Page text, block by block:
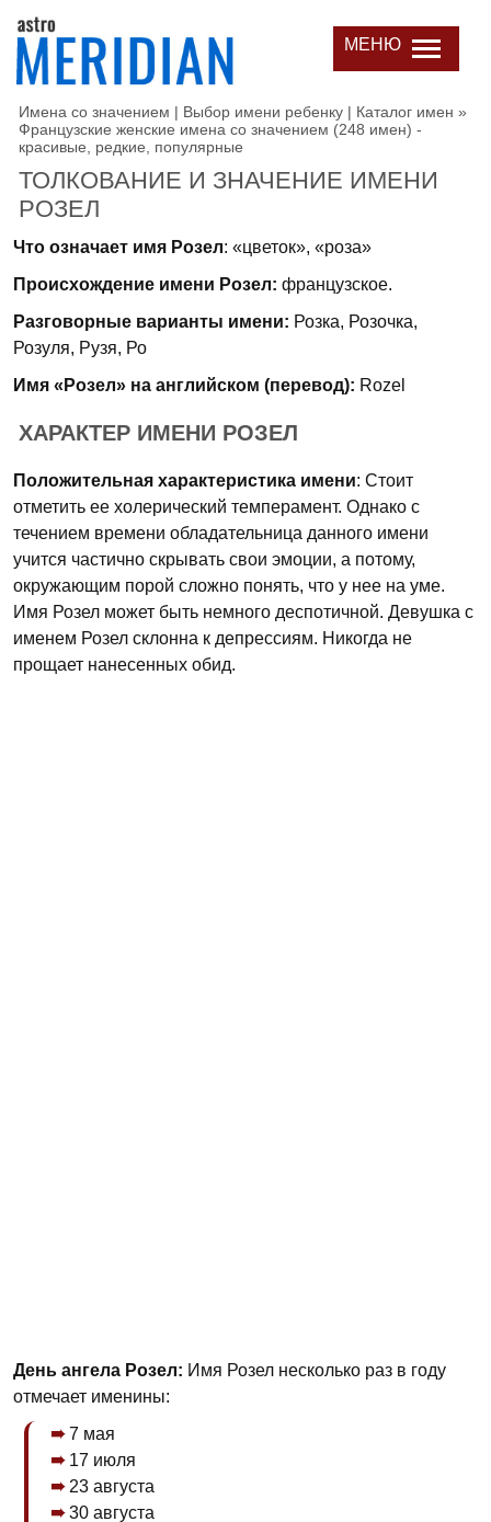
МЕНЮ
Имена со значением | Выбор имени ребенку | Каталог имен »
Французские женские имена со значением (248 имен) -
красивые, редкие, популярные
ТОЛКОВАНИЕ И ЗНАЧЕНИЕ ИМЕНИ
РОЗЕЛ
Что означает имя Розел: «цветок», «роза»
Происхождение имени Розел: французское.
Разговорные варианты имени: Розка, Розочка,
Розуля, Рузя, Ро
Имя «Розел» на английском (перевод): Rozel
ХАРАКТЕР ИМЕНИ РОЗЕЛ
Положительная характеристика имени: Стоит
отметить ее холерический темперамент. Однако с
течением времени обладательница данного имени
учится частично скрывать свои эмоции, а потому,
окружающим порой сложно понять, что у нее на уме.
Имя Розел может быть немного деспотичной. Девушка с
именем Розел склонна к депрессиям. Никогда не
прощает нанесенных обид.
День ангела Розел: Имя Розел несколько раз в году
отмечает именины:
7 мая
17 июля
23 августа
30 августа